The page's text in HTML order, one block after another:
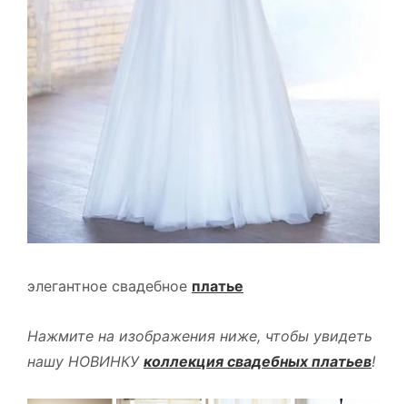
элегантное свадебное платье
Нажмите на изображения ниже, чтобы увидеть
нашу НОВИНКУ коллекция свадебных платьев!